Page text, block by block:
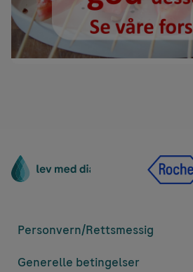
Personvern/Rettsmessig
Generelle betingelser